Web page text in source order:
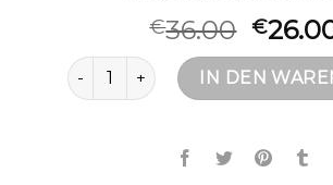
€36.00 €
aktentasche damen Menge
IN DEN